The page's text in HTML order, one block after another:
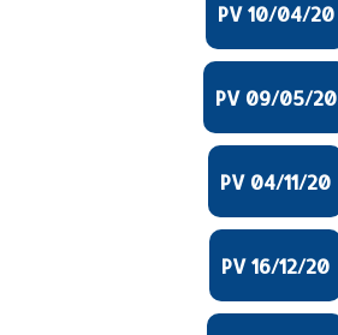
PV 10/04/20
PV 09/05/20
PV 04/11/20
PV 16/12/20